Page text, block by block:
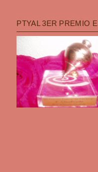
PTYAL 3ER PREMIO